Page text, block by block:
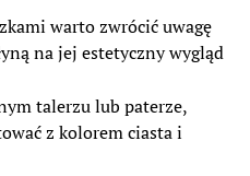
warto zwrócić uwagę
na jej estetyczny wygląd
talerzu lub paterze,
z kolorem ciasta i